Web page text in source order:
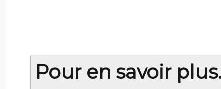
Pour en savoir